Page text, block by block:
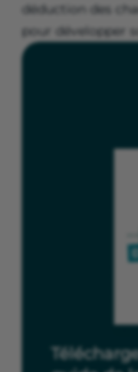
déduction des
pour développer